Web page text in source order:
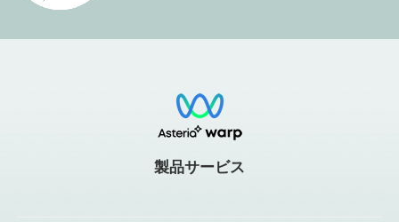
製品サービス